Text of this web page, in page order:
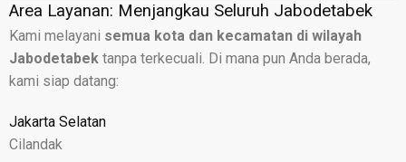
Area Layanan: Menjangkau Seluruh Jabodetabek
Kami melayani semua kota dan kecamatan di wilayah
Jabodetabek tanpa terkecuali. Di mana pun Anda berada,
kami siap datang:
Jakarta Selatan
Cilandak